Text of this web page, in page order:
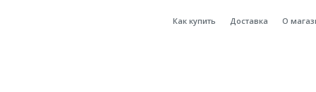
Как купить Доставка О